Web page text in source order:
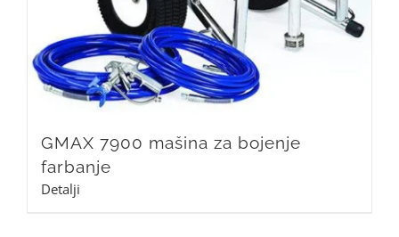
GMAX 7900 mašina za bojenje
farbanje
Detalji